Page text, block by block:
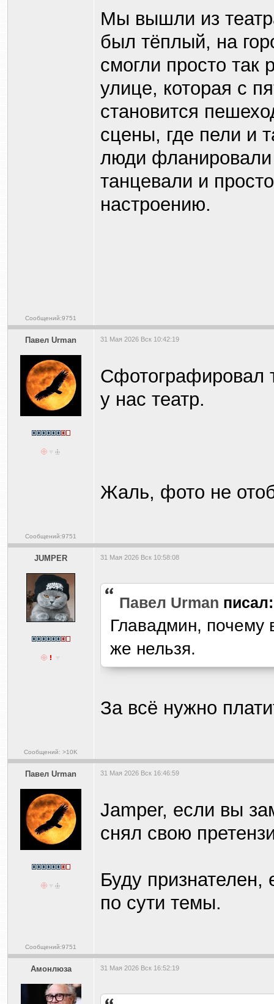
Сообщений:9751
Мы вышли из
был тёплый, на
смогли просто так
улице, которая с
становится
сцены, где пели и
люди фланировали
танцевали и
настроению.
Павел Urman
Сообщений:9751
31 Мая 2026 Вск 10:42:19
Сфотографировал
у нас театр.
Жаль, фото не
JUMPER
Сообщений: >10K
31 Мая 2026 Вск 10:58:08
Павел Urman писал:
Главадмин, почему
же нельзя.
За всё нужно
Павел Urman
Сообщений:9751
31 Мая 2026 Вск 16:46:59
Jamper, если вы
снял свою
Буду
по сути темы.
Амонлюза 31 Мая 2026 Вск 16:52:19